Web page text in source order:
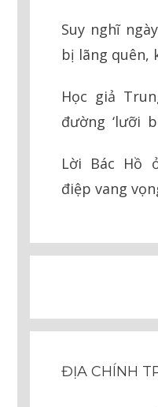
Suy nghĩ
bị lãng quên,
Học giả
đường ‘lưỡi
Lời Bác Hồ
điệp vang
ĐỊA CHÍNH